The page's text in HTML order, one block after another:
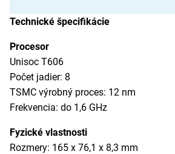
Technické špecifikácie
Procesor
Unisoc T606
Počet jadier: 8
TSMC výrobný proces: 12 nm
Frekvencia: do 1,6 GHz
Fyzické vlastnosti
Rozmery: 165 x 76,1 x 8,3 mm